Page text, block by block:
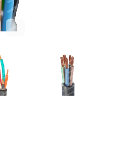
Кабели
изоляцией